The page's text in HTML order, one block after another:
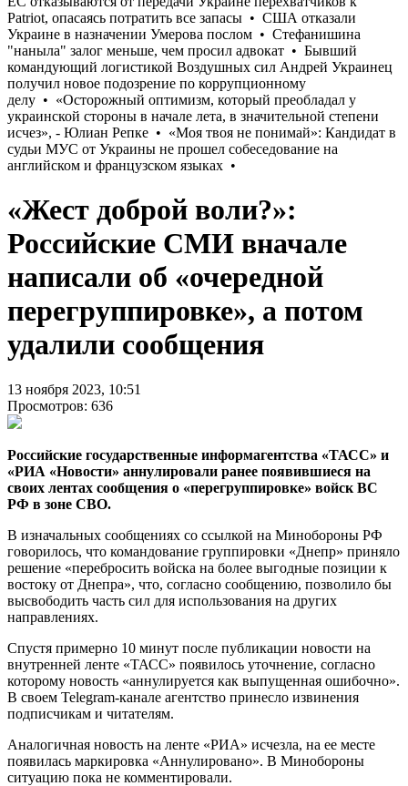
«Жест доброй воли?»:
Российские СМИ вначале
написали об «очередной
перегруппировке», а потом
удалили сообщения
13 ноября 2023, 10:51
Просмотров: 636
Российские государственные информагентства «ТАСС» и
«РИА «Новости» аннулировали ранее появившиеся на
своих лентах сообщения о «перегруппировке» войск ВС
РФ в зоне СВО.
В изначальных сообщениях со ссылкой на Минобороны РФ
говорилось, что командование группировки «Днепр» приняло
решение «перебросить войска на более выгодные позиции к
востоку от Днепра», что, согласно сообщению, позволило бы
высвободить часть сил для использования на других
направлениях.
Спустя примерно 10 минут после публикации новости на
внутренней ленте «ТАСС» появилось уточнение, согласно
которому новость «аннулируется как выпущенная ошибочно».
В своем Telegram-канале агентство принесло извинения
подписчикам и читателям.
Аналогичная новость на ленте «РИА» исчезла, на ее месте
появилась маркировка «Аннулировано». В Минобороны
ситуацию пока не комментировали.